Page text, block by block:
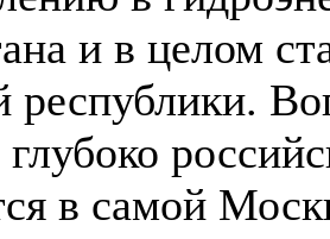
и в целом
республики.
глубоко
в самой